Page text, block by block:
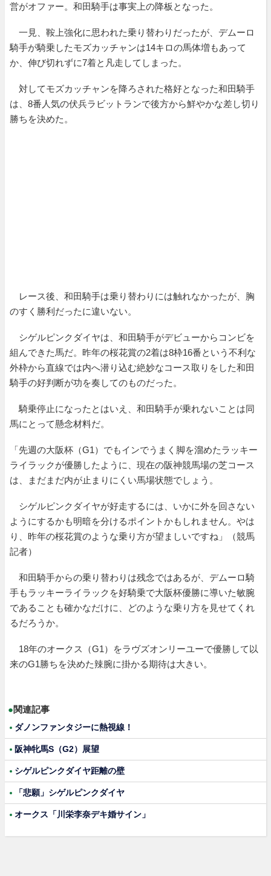
営がオファー。和田騎手は事実上の降板となった。
一見、鞍上強化に思われた乗り替わりだったが、デムーロ
騎手が騎乗したモズカッチャンは14キロの馬体増もあって
か、伸び切れずに7着と凡走してしまった。
対してモズカッチャンを降ろされた格好となった和田騎手
は、8番人気の伏兵ラビットランで後方から鮮やかな差し切り
勝ちを決めた。
レース後、和田騎手は乗り替わりには触れなかったが、胸
のすく勝利だったに違いない。
シゲルピンクダイヤは、和田騎手がデビューからコンビを
組んできた馬だ。昨年の桜花賞の2着は8枠16番という不利な
外枠から直線では内へ潜り込む絶妙なコース取りをした和田
騎手の好判断が功を奏してのものだった。
騎乗停止になったとはいえ、和田騎手が乗れないことは同
馬にとって懸念材料だ。
「先週の大阪杯（G1）でもインでうまく脚を溜めたラッキー
ライラックが優勝したように、現在の阪神競馬場の芝コース
は、まだまだ内が止まりにくい馬場状態でしょう。
シゲルピンクダイヤが好走するには、いかに外を回さない
ようにするかも明暗を分けるポイントかもしれません。やは
り、昨年の桜花賞のような乗り方が望ましいですね」（競馬
記者）
和田騎手からの乗り替わりは残念ではあるが、デムーロ騎
手もラッキーライラックを好騎乗で大阪杯優勝に導いた敏腕
であることも確かなだけに、どのような乗り方を見せてくれ
るだろうか。
18年のオークス（G1）をラヴズオンリーユーで優勝して以
来のG1勝ちを決めた辣腕に掛かる期待は大きい。
●関連記事
ダノンファンタジーに熱視線！
阪神牝馬S（G2）展望
シゲルピンクダイヤ距離の壁
「悲願」シゲルピンクダイヤ
オークス「川栄李奈デキ婚サイン」